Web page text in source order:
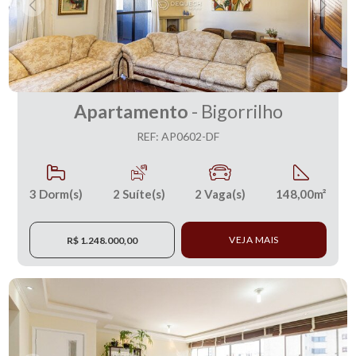
Apartamento - Bigorrilho
REF: AP0602-DF
3 Dorm(s) 2 Suíte(s) 2 Vaga(s) 148,00m²
R$ 1.248.000,00 VEJA MAIS